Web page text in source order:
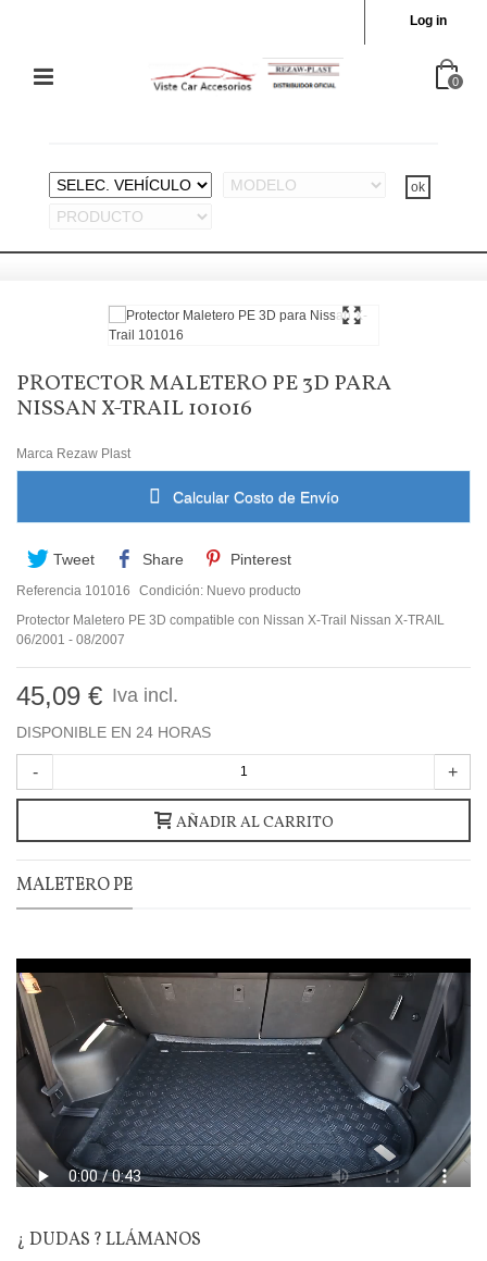
Log in
0
PROTECTOR MALETERO PE 3D PARA
NISSAN X-TRAIL 101016
Marca Rezaw Plast
Calcular Costo de Envío
Tweet Share Pinterest
Referencia 101016 Condición: Nuevo producto
Protector Maletero PE 3D compatible con Nissan X-Trail Nissan X-TRAIL
06/2001 - 08/2007
45,09 € Iva incl.
DISPONIBLE EN 24 HORAS
- +
AÑADIR AL CARRITO
MALETERO PE
¿ DUDAS ? LLÁMANOS